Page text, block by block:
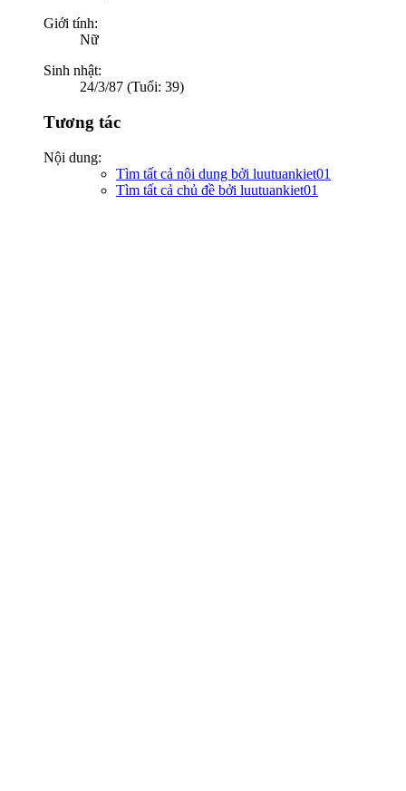
Giới tính:
Nữ
Sinh nhật:
24/3/87 (Tuổi: 39)
Tương tác
Nội dung:
Tìm tất cả nội dung bởi luutuankiet01
Tìm tất cả chủ đề bởi luutuankiet01